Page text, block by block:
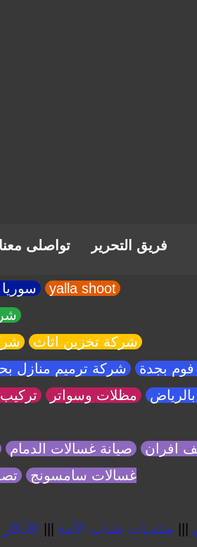
فريق التحرير تواصلى معنا
yalla shoot
شركة تخزين اثاث
بجدة شركة ترميم منازل
مظلات وسواتر
افران صيانة غسالات الدمام
غسالات سامسونج
منتديات شباب الأمة الأذكار